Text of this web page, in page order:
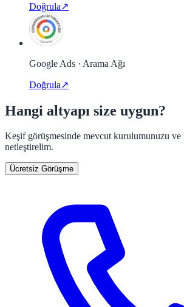
Doğrula↗
Google Ads · Arama Ağı
Doğrula↗
Hangi altyapı size uygun?
Keşif görüşmesinde mevcut kurulumunuzu
netleştirelim.
Ücretsiz Görüşme